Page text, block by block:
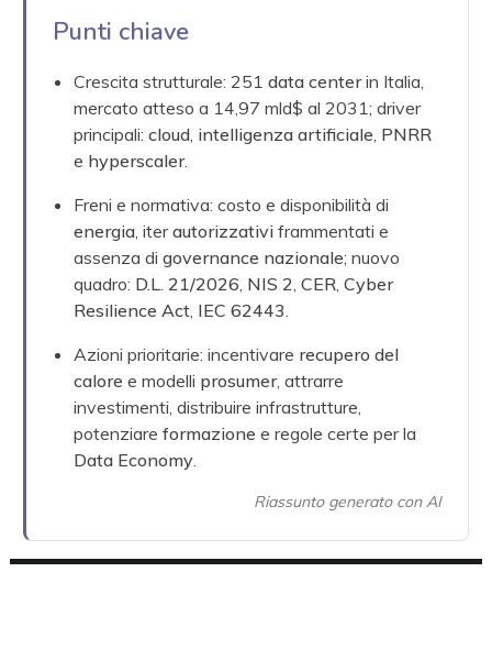
Punti chiave
Crescita strutturale: 251data centerin Italia,
mercato atteso a 14,97 mld$ al 2031; driver
principali:cloud intelligenza artificiale PNRR
e hyperscaler.
Freni e normativa: costo e disponibilità di
energia , iterautorizzativi frammentati e
assenza digovernance nazionale; nuovo
quadro: D.L. 21/2026 NIS 2 ,CER ,Cyber
Resilience Act IEC 62443
Azioni prioritarie: incentivare recupero del
calore e modelli prosumer, attrarre
investimenti, distribuire infrastrutture,
potenziareformazione e regole certe per la
Data Economy
Riassunto generato con AI